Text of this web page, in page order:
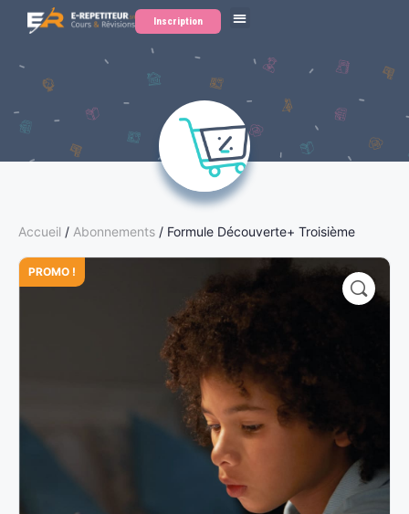
Inscription
Accueil / Abonnements / Formule Découverte+ Troisième
PROMO !